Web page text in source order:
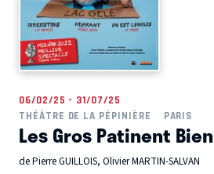
06/02/25 - 31/07/25
THÉÂTRE DE LA PÉPINIÈRE
PARIS
Les Gros Patinent Bien
de Pierre GUILLOIS, Olivier MARTIN-SALVAN